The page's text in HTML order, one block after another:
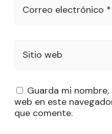
Correo electrónico *
Sitio web
Guarda mi
web en este
que comente.